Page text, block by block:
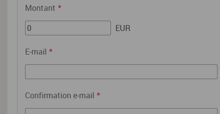
Montant *
EUR
E-mail *
Confirmation e-mail *